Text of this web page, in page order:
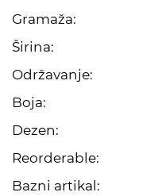
Gramaža:
Širina:
Održavanje:
Boja:
Dezen:
Reorderable:
Bazni artikal: